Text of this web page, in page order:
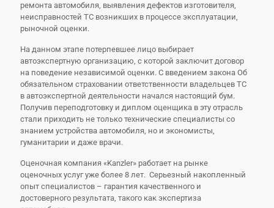
ремонта автомобиля, выявления дефектов изготовителя,
неисправностей ТС возникших в процессе эксплуатации,
рыночной оценки.
На данном этапе потерпевшее лицо выбирает
автоэкспертную организацию, с которой заключит договор
на поведение независимой оценки. С введением закона Об
обязательном страховании ответственности владельцев ТС
в автоэкспертной деятельности начался настоящий бум.
Получив переподготовку и диплом оценщика в эту отрасль
стали приходить не только технические специалисты со
знанием устройства автомобиля, но и экономисты,
гуманитарии и даже врачи.
Оценочная компания «Kanzler» работает на рынке
оценочных услуг уже более 8 лет. Серьезный накопленный
опыт специалистов – гарантия качественного и
достоверного результата, такого как экспертиза